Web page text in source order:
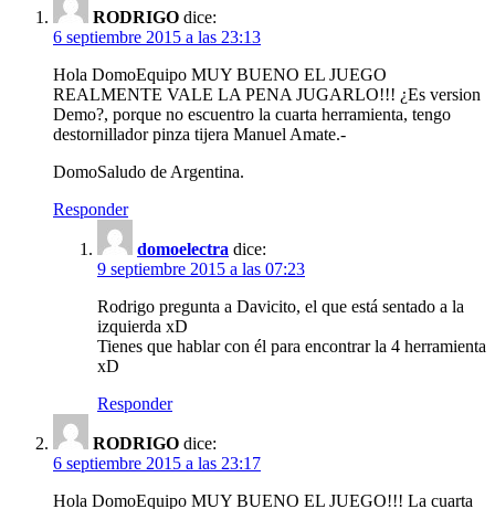
RODRIGO dice:
6 septiembre 2015 a las 23:13
Hola DomoEquipo MUY BUENO EL JUEGO
REALMENTE VALE LA PENA JUGARLO!!! ¿Es version
Demo?, porque no escuentro la cuarta herramienta, tengo
destornillador pinza tijera Manuel Amate.-
DomoSaludo de Argentina.
Responder
domoelectra dice:
9 septiembre 2015 a las 07:23
Rodrigo pregunta a Davicito, el que está sentado a la
izquierda xD
Tienes que hablar con él para encontrar la 4 herramienta
xD
Responder
RODRIGO dice:
6 septiembre 2015 a las 23:17
Hola DomoEquipo MUY BUENO EL JUEGO!!! La cuarta